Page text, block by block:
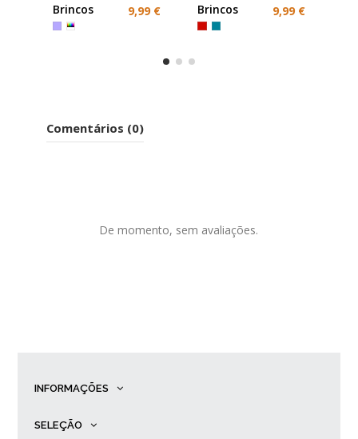
Brincos
Pedras
9,99 € Brincos 9,99 €
Comentários (0)
De momento, sem avaliações.
INFORMAÇÕES
SELEÇÃO